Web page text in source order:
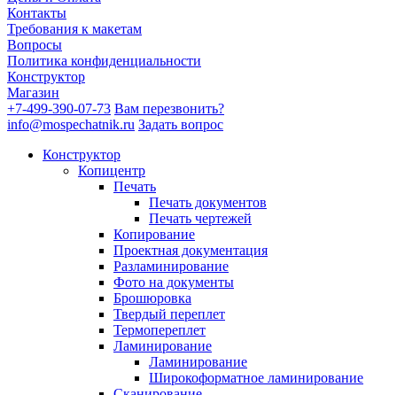
Контакты
Требования к макетам
Вопросы
Политика конфиденциальности
Конструктор
Магазин
+7-499-390-07-73 Вам перезвонить?
info@mospechatnik.ru Задать вопрос
Конструктор
Копицентр
Печать
Печать документов
Печать чертежей
Копирование
Проектная документация
Разламинирование
Фото на документы
Брошюровка
Твердый переплет
Термопереплет
Ламинирование
Ламинирование
Широкоформатное ламинирование